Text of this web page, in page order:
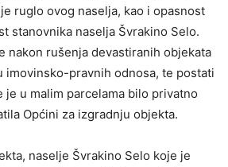
ruglo ovog naselja, kao i opasnost
stanovnika naselja Švrakino Selo.
nakon rušenja devastiranih objekata
imovinsko-pravnih odnosa, te postati
je u malim parcelama bilo privatno
Općini za izgradnju objekta.
naselje Švrakino Selo koje je